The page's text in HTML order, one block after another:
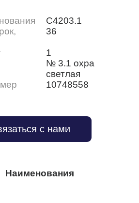
С4203.1
36
1
№ 3.1 охра
светлая
10748558
с нами
Наименования